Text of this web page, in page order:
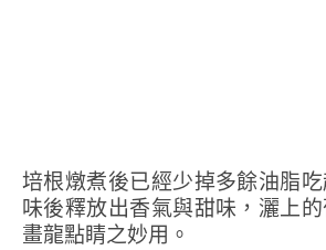
培根燉煮後已經少掉多餘油脂
味後釋放出香氣與甜味，灑上
畫龍點睛之妙用。